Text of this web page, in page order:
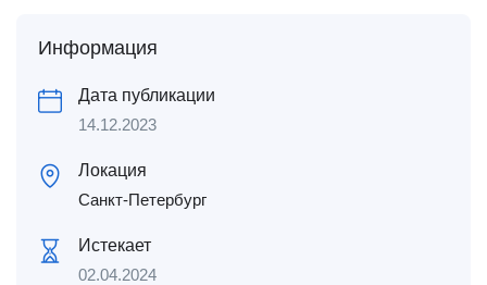
Информация
Дата публикации
14.12.2023
Локация
Санкт-Петербург
Истекает
02.04.2024